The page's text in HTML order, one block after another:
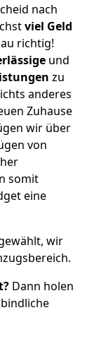
nach
viel Geld
richtig!
und
zu
anderes
Zuhause
wir über
von
somit
eine
wir
Dann holen